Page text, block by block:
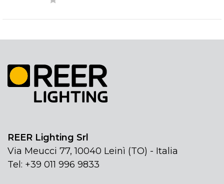
REER Lighting Srl
Via Meucci 77, 10040 Leinì (TO) - Italia
Tel: +39 011 996 9833